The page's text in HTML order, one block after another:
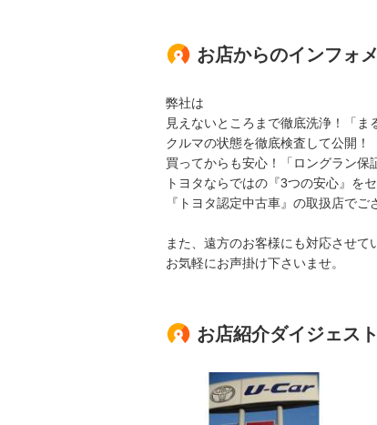
お店からのインフォ
弊社は
見えないところまで徹底洗浄！「
クルマの状態を徹底検査して公開！
買ってからも安心！「ロングラン保
トヨタならではの『3つの安心』を
『トヨタ認定中古車』の取扱店でご
また、遠方のお客様にも対応させて
お気軽にお声掛け下さいませ。
お店紹介ダイジェスト